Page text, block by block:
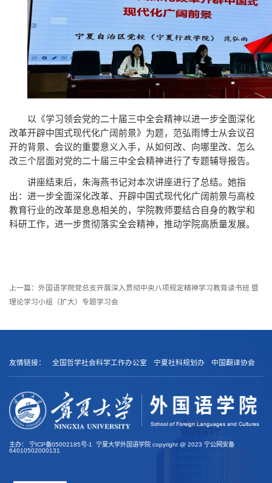
以《学习领会党的二十届三中全会精神以进一步全面深化
改革开辟中国式现代化广阔前景》为题，范弘雨博士从会议召
开的背景、会议的重要意义入手，从如何改、向哪里改、怎么
改三个层面对党的二十届三中全会精神进行了专题辅导报告。
讲座结束后，朱海燕书记对本次讲座进行了总结。她指
出：进一步全面深化改革、开辟中国式现代化广阔前景与高校
教育行业的改革是息息相关的，学院教师要结合自身的教学和
科研工作，进一步贯彻落实全会精神，推动学院高质量发展。
上一篇： 外国语学院党总支开展深入贯彻中央八项规定精神学习教育读书班 暨
理论学习小组（扩大）专题学习会
友情链接： 全国哲学社会科学工作办公室 宁夏社科规划办 中国翻译协会
主办： 宁ICP备05002185号-1 宁夏大学外国语学院 copyright @ 2023 宁公网安备
64010502000131